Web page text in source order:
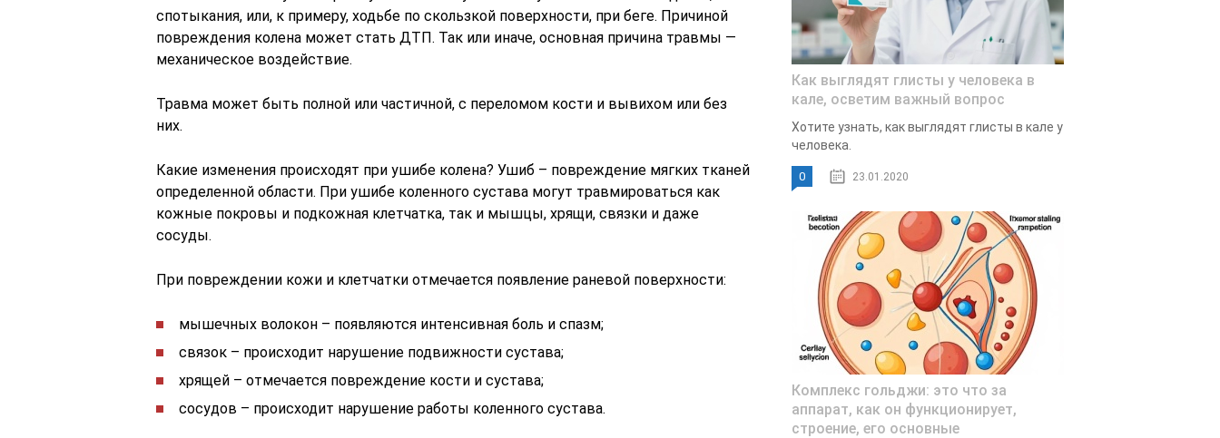
спотыкания, или, к примеру, ходьбе по скользкой поверхности, при беге. Причиной
повреждения колена может стать ДТП. Так или иначе, основная причина травмы —
механическое воздействие.
Травма может быть полной или частичной, с переломом кости и вывихом или без
них.
Какие изменения происходят при ушибе колена? Ушиб – повреждение мягких тканей
определенной области. При ушибе коленного сустава могут травмироваться как
кожные покровы и подкожная клетчатка, так и мышцы, хрящи, связки и даже
сосуды.
При повреждении кожи и клетчатки отмечается появление раневой поверхности:
мышечных волокон – появляются интенсивная боль и спазм;
связок – происходит нарушение подвижности сустава;
хрящей – отмечается повреждение кости и сустава;
сосудов – происходит нарушение работы коленного сустава.
Как выглядят глисты у человека в
кале, осветим важный вопрос
Хотите узнать, как выглядят глисты в кале у
человека.
0 23.01.2020
Комплекс гольджи: это что за
аппарат, как он функционирует,
строение, его основные